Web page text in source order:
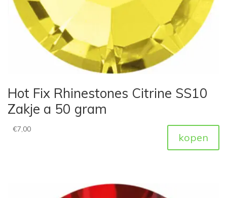
Hot Fix Rhinestones Citrine SS10
Zakje a 50 gram
€7,00
kopen